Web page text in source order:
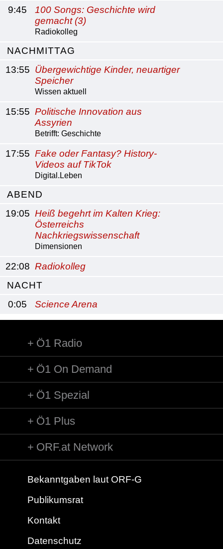
9:45
100 Songs: Geschichte wird
gemacht (3)
Radiokolleg
NACHMITTAG
13:55 Übergewichtige Kinder, neuartiger
Speicher
Wissen aktuell
15:55 Politische Innovation aus
Assyrien
Betrifft: Geschichte
17:55 Fake oder Fantasy? History-
Videos auf TikTok
Digital.Leben
ABEND
19:05 Heiß begehrt im Kalten Krieg:
Österreichs
Nachkriegswissenschaft
Dimensionen
22:08 Radiokolleg
NACHT
0:05
Science Arena
Ö1 Radio
Ö1 On Demand
Ö1 Spezial
Ö1 Plus
ORF.at Network
Bekanntgaben laut ORF-G
Publikumsrat
Kontakt
Datenschutz